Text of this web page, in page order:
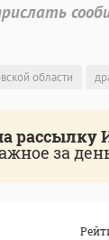
области
рассылку
за